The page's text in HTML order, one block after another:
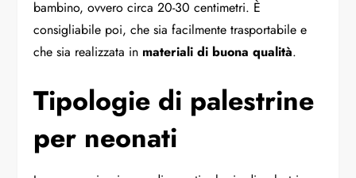
bambino, ovvero circa 20-30 centimetri. È
consigliabile poi, che sia facilmente trasportabile e
che sia realizzata in materiali di buona qualità.
Tipologie di palestrine
per neonati